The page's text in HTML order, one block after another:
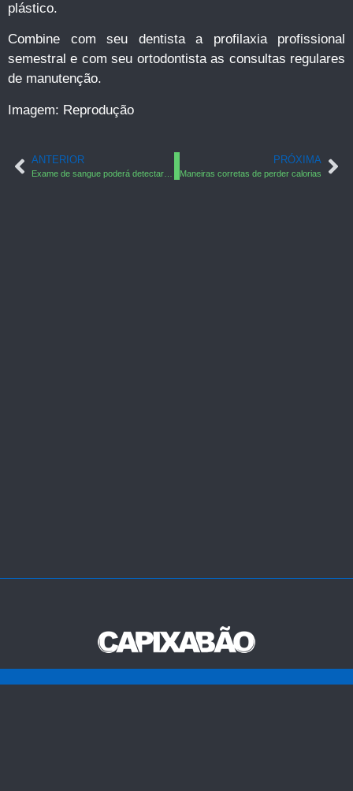
plástico.
Combine com seu dentista a profilaxia profissional
semestral e com seu ortodontista as consultas regulares
de manutenção.
Imagem: Reprodução
ANTERIOR PRÓXIMA
Maneiras corretas de perder calorias